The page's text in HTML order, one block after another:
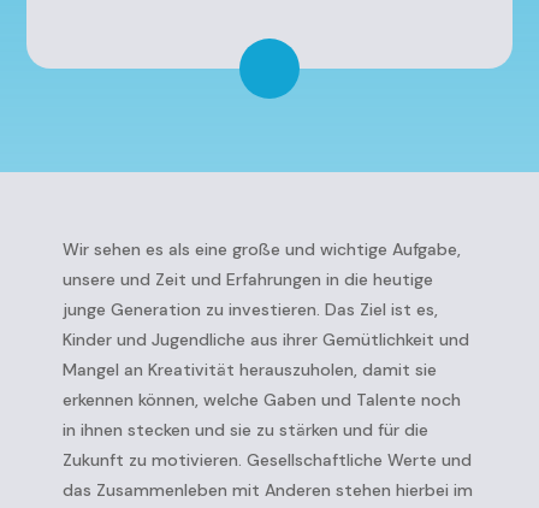
Wir sehen es als eine große und wichtige Aufgabe,
unsere und Zeit und Erfahrungen in die heutige
junge Generation zu investieren. Das Ziel ist es,
Kinder und Jugendliche aus ihrer Gemütlichkeit und
Mangel an Kreativität herauszuholen, damit sie
erkennen können, welche Gaben und Talente noch
in ihnen stecken und sie zu stärken und für die
Zukunft zu motivieren. Gesellschaftliche Werte und
das Zusammenleben mit Anderen stehen hierbei im